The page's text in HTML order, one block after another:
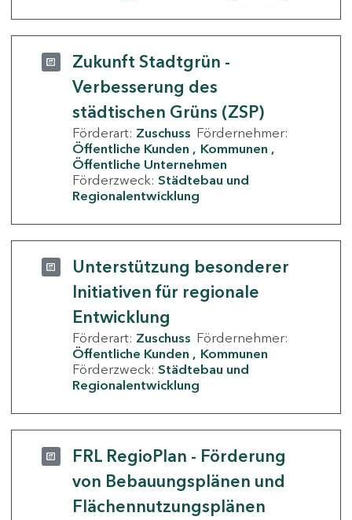
Zukunft Stadtgrün -
Verbesserung des
städtischen Grüns (ZSP)
Förderart: Zuschuss Fördernehmer:
Öffentliche Kunden
Kommunen
Öffentliche Unternehmen
Förderzweck: Städtebau und
Regionalentwicklung
Unterstützung besonderer
Initiativen für regionale
Entwicklung
Förderart: Zuschuss Fördernehmer:
Öffentliche Kunden
Kommunen
Förderzweck: Städtebau und
Regionalentwicklung
FRL RegioPlan - Förderung
von Bebauungsplänen und
Flächennutzungsplänen